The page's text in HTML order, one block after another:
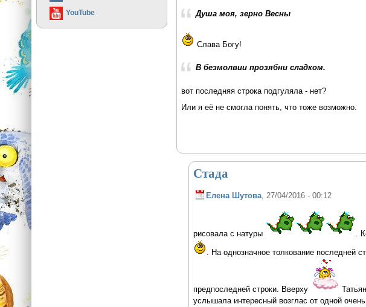
Душа моя, зерно Весны
Слава Богу!
В безмолвии прозябни сладком.
вот последняя строка подгуляла - нет?
Или я её не смогла понять, что тоже возможно.
Стада
Елена Шутова, 27/04/2016 - 00:12
рисовала с натуры .
. На однозначное толкование последней
предпоследней строки. Вверху
услышала интересный возглас от одной
YouTube